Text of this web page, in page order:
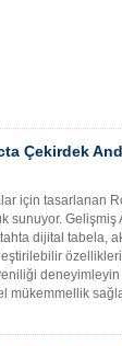
Çekirdek
için tasarlanan
sunuyor. Gelişmiş
dijital tabela,
mükemmellik